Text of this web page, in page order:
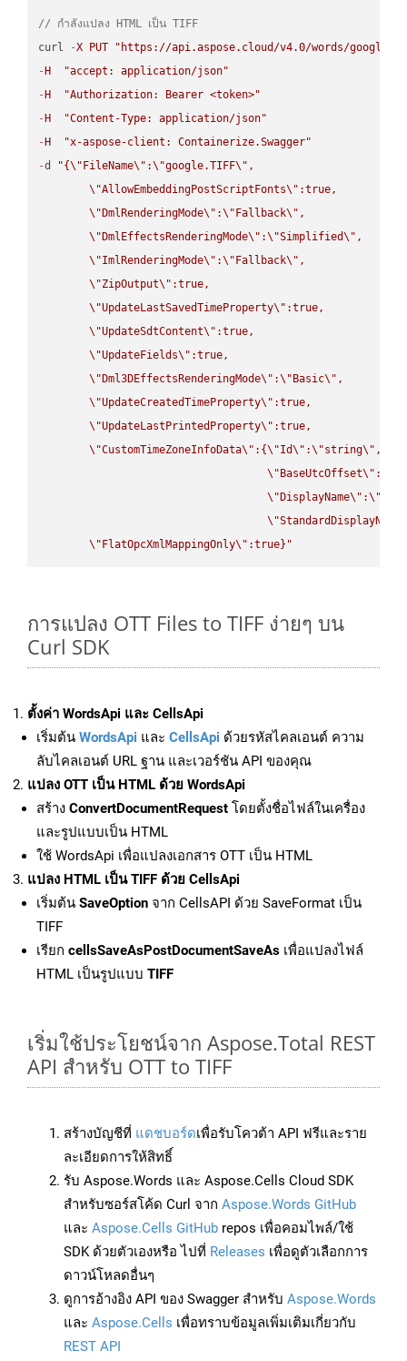
// กำลังแปลง HTML เป็น TIFF
curl
-X PUT
"https://api.aspose.cloud/v4.0/words/
- H
"accept: application/json"
- H
"Authorization: Bearer <token>"
- H
"Content-Type: application/json"
- H
"x-aspose-client: Containerize.Swagger"
-d "{\" FileName\" :\"google.TIFF\" ,
\"AllowEmbeddingPostScriptFonts\" :true,
\" DmlRenderingMode\" :\" Fallback\" ,
\" DmlEffectsRenderingMode\" :\"Simplified\" ,
\"ImlRenderingMode\" :\" Fallback\" ,
\"ZipOutput\" :true,
\"UpdateLastSavedTimeProperty\" :true,
\"UpdateSdtContent\" :true,
\"UpdateFields\" :true,
\" Dml3DEffectsRenderingMode\" :\" Basic\" ,
\"UpdateCreatedTimeProperty\" :true,
\"UpdateLastPrintedProperty\" :true,
\"CustomTimeZoneInfoData\" :{\"Id\" :\"string\" ,
\" BaseUtcOffset\" :
\" DisplayName\" :\"
\"StandardDisplayName
\" FlatOpcXmlMappingOnly\" :true}"
การแปลง OTT Files to TIFF ง่ายๆ บน
Curl SDK
ตั้งค่า WordsApi และ CellsApi
เริ่มต้น WordsApi และ CellsApi ด้วยรหัสไคลเอนต์ ความ
ลับไคลเอนต์ URL ฐาน และเวอร์ชัน API ของคุณ
แปลง OTT เป็น HTML ด้วย WordsApi
สร้าง ConvertDocumentRequest โดยตั้งชื่อไฟล์ในเครื่อง
และรูปแบบเป็น HTML
ใช้ WordsApi เพื่อแปลงเอกสาร OTT เป็น HTML
แปลง HTML เป็น TIFF ด้วย CellsApi
เริ่มต้น SaveOption จาก CellsAPI ด้วย SaveFormat เป็น
TIFF
เรียก cellsSaveAsPostDocumentSaveAs เพื่อแปลงไฟล์
HTML เป็นรูปแบบ TIFF
เริ่มใช้ประโยชน์จาก Aspose.Total REST
API สำหรับ OTT to TIFF
สร้างบัญชีที่ แดชบอร์ดเพื่อรับโควต้า API ฟรีและราย
ละเอียดการให้สิทธิ์
รับ Aspose.Words และ Aspose.Cells Cloud SDK
สำหรับซอร์สโค้ด Curl จาก Aspose.Words GitHub
และ Aspose.Cells GitHub repos เพื่อคอมไพล์/ใช้
SDK ด้วยตัวเองหรือ ไปที่ Releases เพื่อดูตัวเลือกการ
ดาวน์โหลดอื่นๆ
ดูการอ้างอิง API ของ Swagger สำหรับ Aspose.Words
และ Aspose.Cells เพื่อทราบข้อมูลเพิ่มเติมเกี่ยวกับ
REST API